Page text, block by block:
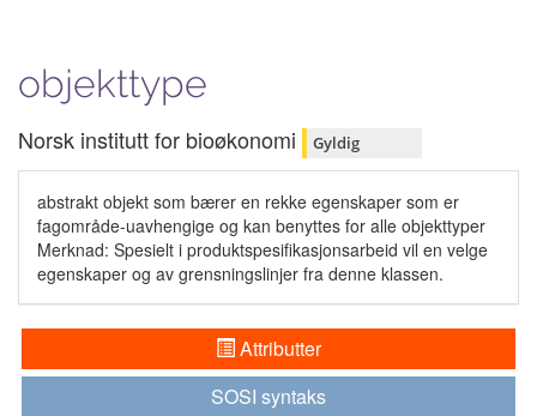
objekttype
Norsk institutt for bioøkonomi Gyldig
abstrakt objekt som bærer en rekke egenskaper som er
fagområde-uavhengige og kan benyttes for alle objekttyper
Merknad: Spesielt i produktspesifikasjonsarbeid vil en velge
egenskaper og av grensningslinjer fra denne klassen.
Attributter
SOSI syntaks